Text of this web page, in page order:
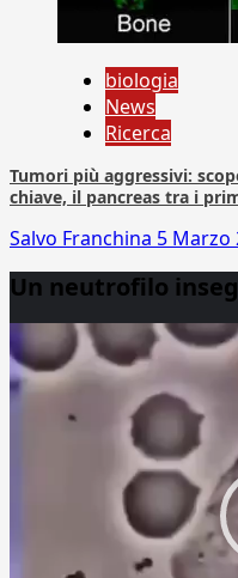
biologia
News
Ricerca
Tumori più aggressivi:
chiave, il pancreas tra i
Salvo Franchina 5 Marzo
Un neutrofilo
Player